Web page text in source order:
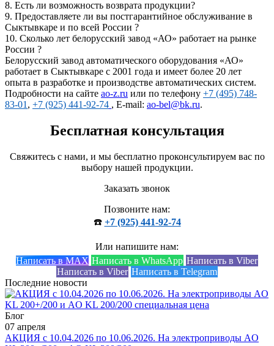
8. Есть ли возможность возврата продукции?
9. Предоставляете ли вы постгарантийное обслуживание в
Сыктывкаре и по всей России ?
10. Сколько лет белорусский завод «АО» работает на рынке
России ?
Белорусский завод автоматического оборудования «АО»
работает в Сыктывкаре с 2001 года и имеет более 20 лет
опыта в разработке и производстве автоматических систем.
Подробности на сайте ao-z.ru или по телефону +7 (495) 748-
83-01, +7 (925) 441-92-74 , E-mail: ao-bel@bk.ru.
Бесплатная консультация
Свяжитесь с нами, и мы бесплатно проконсультируем вас по
выбору нашей продукции.
Заказать звонок
Позвоните нам:
☎️ +7 (925) 441-92-74
Или напишите нам:
Написать в MAX Написать в WhatsApp Написать в Viber
Написать в Viber Написать в Telegram
Последние новости
Блог
07 апреля
АКЦИЯ с 10.04.2026 по 10.06.2026. На электроприводы AO